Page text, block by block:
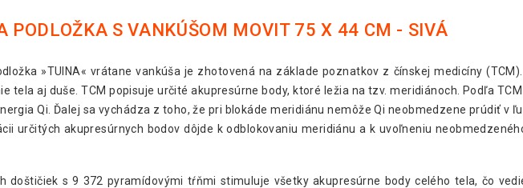
Akupresúrna podložka s
tyrkysová
Akupresúrna podložka s
PODLOŽKA S VANKÚŠOM MOVIT 75 X 44 CM - SIVÁ
»TUINA« vrátane vankúša je zhotovená na základe poznatkov z čínskej medicíny
tela aj duše. TCM popisuje určité akupresúrne body, ktoré ležia na tzv. meridiánoch. Podľa
Qi. Ďalej sa vychádza z toho, že pri blokáde meridiánu nemôže Qi neobmedzene prúdiť v
určitých akupresúrnych bodov dôjde k odblokovaniu meridiánu a k uvoľneniu
doštičiek s 9 372 pyramídovými tŕňmi stimuluje všetky akupresúrne body celého tela, čo